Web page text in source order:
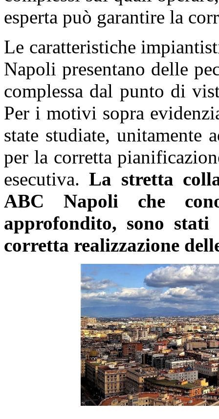
esperta può garantire la
Le caratteristiche
Napoli presentano delle
complessa dal punto di
Per i motivi sopra
state studiate, unitamente
per la corretta
esecutiva. La stretta
ABC Napoli che
approfondito, sono
corretta realizzazione